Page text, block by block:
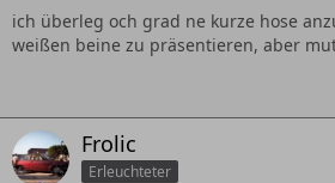
ich überleg och grad ne kurze hose
weißen beine zu präsentieren, aber
Frolic
Erleuchteter